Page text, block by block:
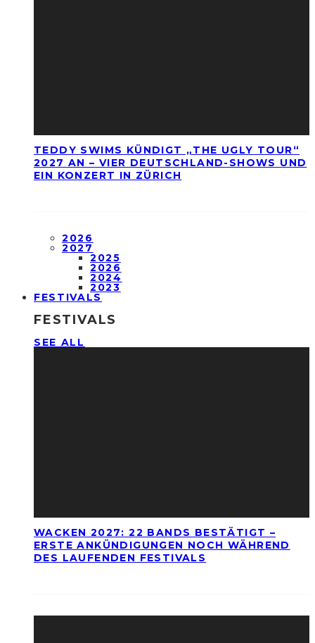
TEDDY SWIMS KÜNDIGT „THE UGLY TOUR“
2027 AN – VIER DEUTSCHLAND-SHOWS UND
EIN KONZERT IN ZÜRICH
2026
2027
2025
2026
2024
2023
FESTIVALS
FESTIVALS
SEE ALL
WACKEN 2027: 22 BANDS BESTÄTIGT –
ERSTE ANKÜNDIGUNGEN NOCH WÄHREND
DES LAUFENDEN FESTIVALS